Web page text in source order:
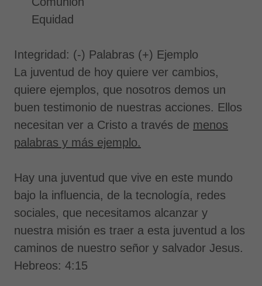
Equidad
Integridad: (-) Palabras (+) Ejemplo
La juventud de hoy quiere ver cambios,
quiere ejemplos, que nosotros demos un
buen testimonio de nuestras acciones. Ellos
necesitan ver a Cristo a través de menos
palabras y más ejemplo.
Hay una juventud que vive en este mundo
bajo la influencia, de la tecnología, redes
sociales, que necesitamos alcanzar y
nuestra misión es traer a esta juventud a los
caminos de nuestro señor y salvador Jesus.
Hebreos: 4:15